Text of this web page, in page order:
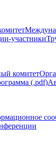
участники
комитет
(.pdf)